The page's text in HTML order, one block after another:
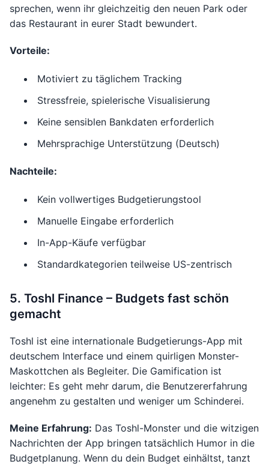
sprechen, wenn ihr gleichzeitig den neuen Park oder
das Restaurant in eurer Stadt bewundert.
Vorteile:
Motiviert zu täglichem Tracking
Stressfreie, spielerische Visualisierung
Keine sensiblen Bankdaten erforderlich
Mehrsprachige Unterstützung (Deutsch)
Nachteile:
Kein vollwertiges Budgetierungstool
Manuelle Eingabe erforderlich
In-App-Käufe verfügbar
Standardkategorien teilweise US-zentrisch
5. Toshl Finance – Budgets fast schön
gemacht
Toshl ist eine internationale Budgetierungs-App mit
deutschem Interface und einem quirligen Monster-
Maskottchen als Begleiter. Die Gamification ist
leichter: Es geht mehr darum, die Benutzererfahrung
angenehm zu gestalten und weniger um Schinderei.
Meine Erfahrung: Das Toshl-Monster und die witzigen
Nachrichten der App bringen tatsächlich Humor in die
Budgetplanung. Wenn du dein Budget einhältst, tanzt